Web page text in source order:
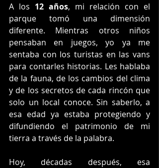
A los 12 años, mi relación con el
parque tomó una dimensión
diferente. Mientras otros niños
pensaban en juegos, yo ya me
sentaba con los turistas en las vans
para contarles historias. Les hablaba
de la fauna, de los cambios del clima
y de los secretos de cada rincón que
solo un local conoce. Sin saberlo, a
esa edad ya estaba protegiendo y
difundiendo el patrimonio de mi
tierra a través de la palabra.
Hoy, décadas después, esa